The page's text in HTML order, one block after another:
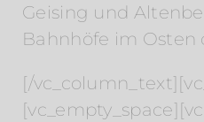
Geising und
Bahnhöfe im Osten
[/